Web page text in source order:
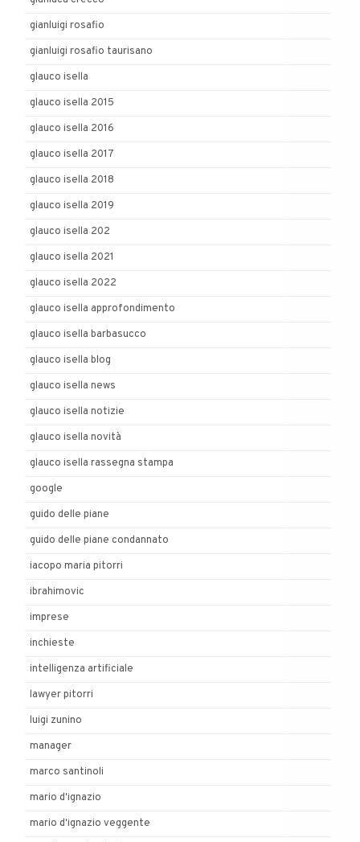
gianluigi rosafio
gianluigi rosafio taurisano
glauco isella
glauco isella 2015
glauco isella 2016
glauco isella 2017
glauco isella 2018
glauco isella 2019
glauco isella 202
glauco isella 2021
glauco isella 2022
glauco isella approfondimento
glauco isella barbasucco
glauco isella blog
glauco isella news
glauco isella notizie
glauco isella novità
glauco isella rassegna stampa
google
guido delle piane
guido delle piane condannato
iacopo maria pitorri
ibrahimovic
imprese
inchieste
intelligenza artificiale
lawyer pitorri
luigi zunino
manager
marco santinoli
mario d'ignazio
mario d'ignazio veggente